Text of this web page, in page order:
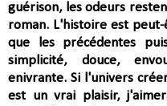
guérison, les odeurs
roman. L'histoire est
que les précédentes
simplicité, douce,
enivrante. Si l'univers
est un vrai plaisir,